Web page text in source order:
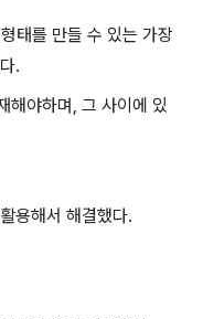
태를 만들 수 있는 가장
.
해야하며, 그 사이에 있
용해서 해결했다.